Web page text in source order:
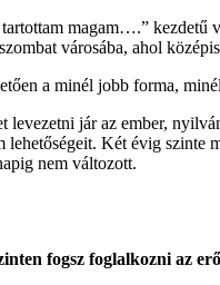
magam….” kezdetű
városába, ahol
a minél jobb forma,
jár az ember,
Két évig
nem változott.
fogsz foglalkozni az